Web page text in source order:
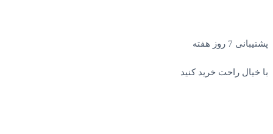
پشتیبانی 7 روز هفته
با خیال راحت خرید کنید